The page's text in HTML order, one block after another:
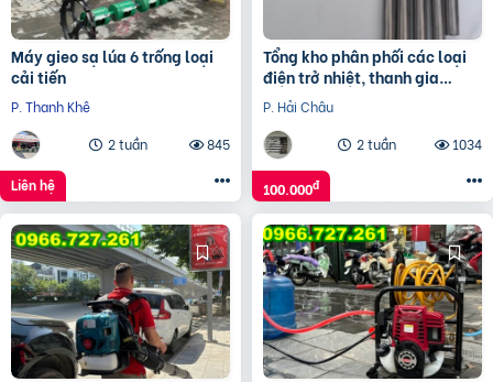
Máy gieo sạ lúa 6 trống loại
cải tiến
P. Thanh Khê
2 tuần
845
Liên hệ
Tổng kho phân phối các loại
điện trở nhiệt, thanh gia
nhiệt, vòng gia nhiệt.
P. Hải Châu
2 tuần
1034
100.000đ